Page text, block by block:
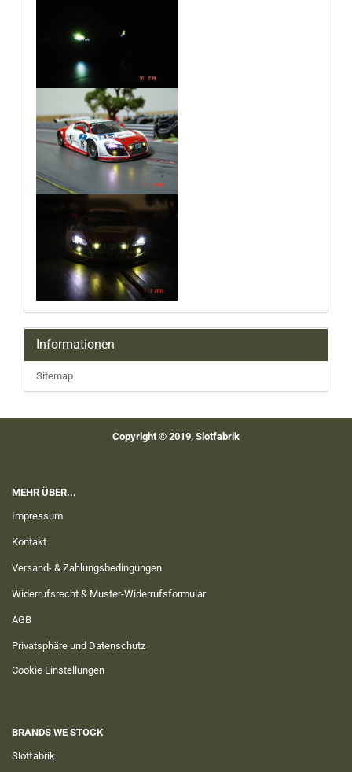
Informationen
Sitemap
Copyright © 2019, Slotfabrik
MEHR ÜBER...
Impressum
Kontakt
Versand- & Zahlungsbedingungen
Widerrufsrecht & Muster-Widerrufsformular
AGB
Privatsphäre und Datenschutz
Cookie Einstellungen
BRANDS WE STOCK
Slotfabrik